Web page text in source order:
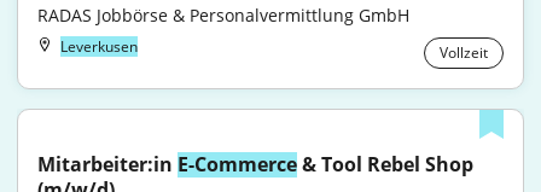
RADAS Jobbörse & Personalvermittlung GmbH
Leverkusen Vollzeit
Mitarbeiter:in E-Commerce & Tool Rebel Shop